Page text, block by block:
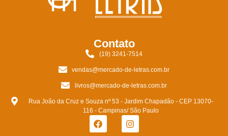
Contato
(19) 3241-7514
vendas@mercado-de-letras.com.br
livros@mercado-de-letras.com.br
Rua João da Cruz e Souza nº 53 - Jardim Chapadão - CEP 13070-
116 - Campinas/ São Paulo